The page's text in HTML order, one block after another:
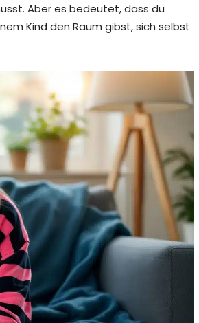
Aber es bedeutet, dass du
Kind den Raum gibst, sich selbst